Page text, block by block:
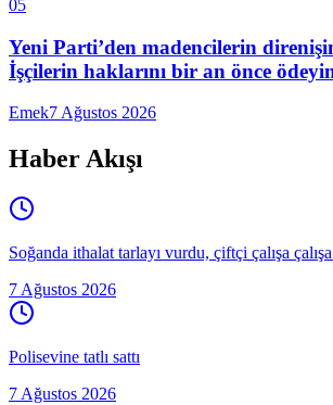
05
Yeni Parti’den madencilerin
İşçilerin haklarını bir an önce
Emek7 Ağustos 2026
Haber Akışı
Soğanda ithalat tarlayı vurdu, çiftçi çalışa çalışa
7 Ağustos 2026
Polisevine tatlı sattı
7 Ağustos 2026